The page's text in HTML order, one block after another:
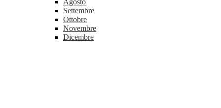
Agosto
Settembre
Ottobre
Novembre
Dicembre